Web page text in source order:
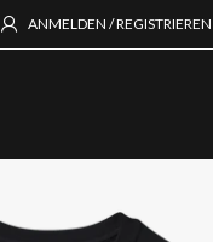
ANMELDEN / REGISTRIEREN